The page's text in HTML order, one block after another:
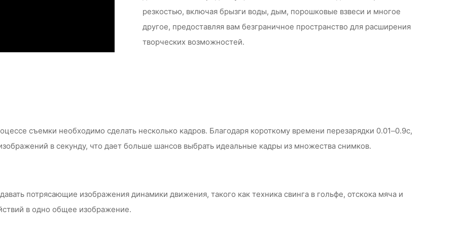
резкостью, включая брызги воды, дым, порошковые взвеси и многое
другое, предоставляя вам безграничное пространство для расширения
творческих возможностей.
съемки необходимо сделать несколько кадров. Благодаря короткому времени перезарядки 0.01–0.9с,
в секунду, что дает больше шансов выбрать идеальные кадры из множества снимков.
потрясающие изображения динамики движения, такого как техника свинга в гольфе, отскока мяча и
в одно общее изображение.